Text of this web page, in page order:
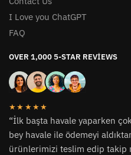
I Love you ChatGPT
FAQ
OVER 1,000 5-STAR REVIEWS
★★★★★
“İlk başta havale yaparken
bey havale ile ödemeyi
ürünlerimizi teslim edip takip